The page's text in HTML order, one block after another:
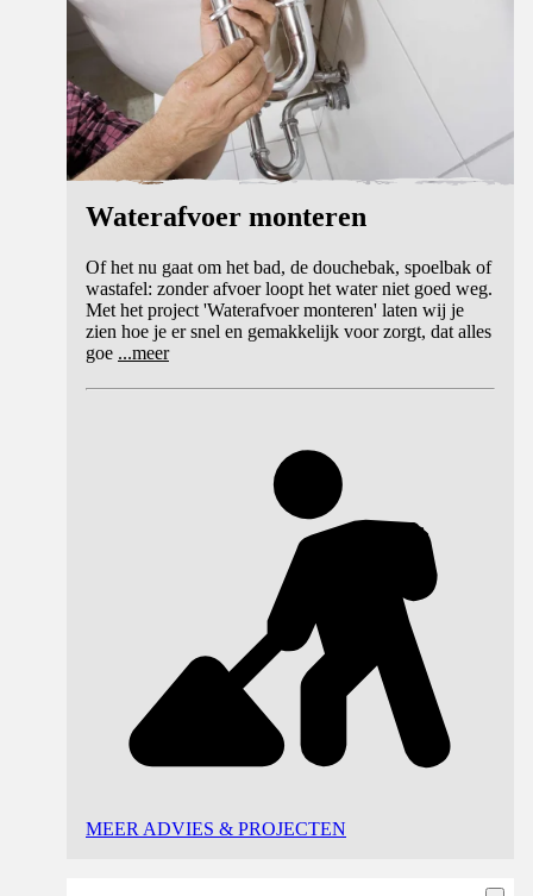
Waterafvoer monteren
Of het nu gaat om het bad, de douchebak, spoelbak of
wastafel: zonder afvoer loopt het water niet goed weg.
Met het project 'Waterafvoer monteren' laten wij je
zien hoe je er snel en gemakkelijk voor zorgt, dat alles
goe ...meer
MEER ADVIES & PROJECTEN